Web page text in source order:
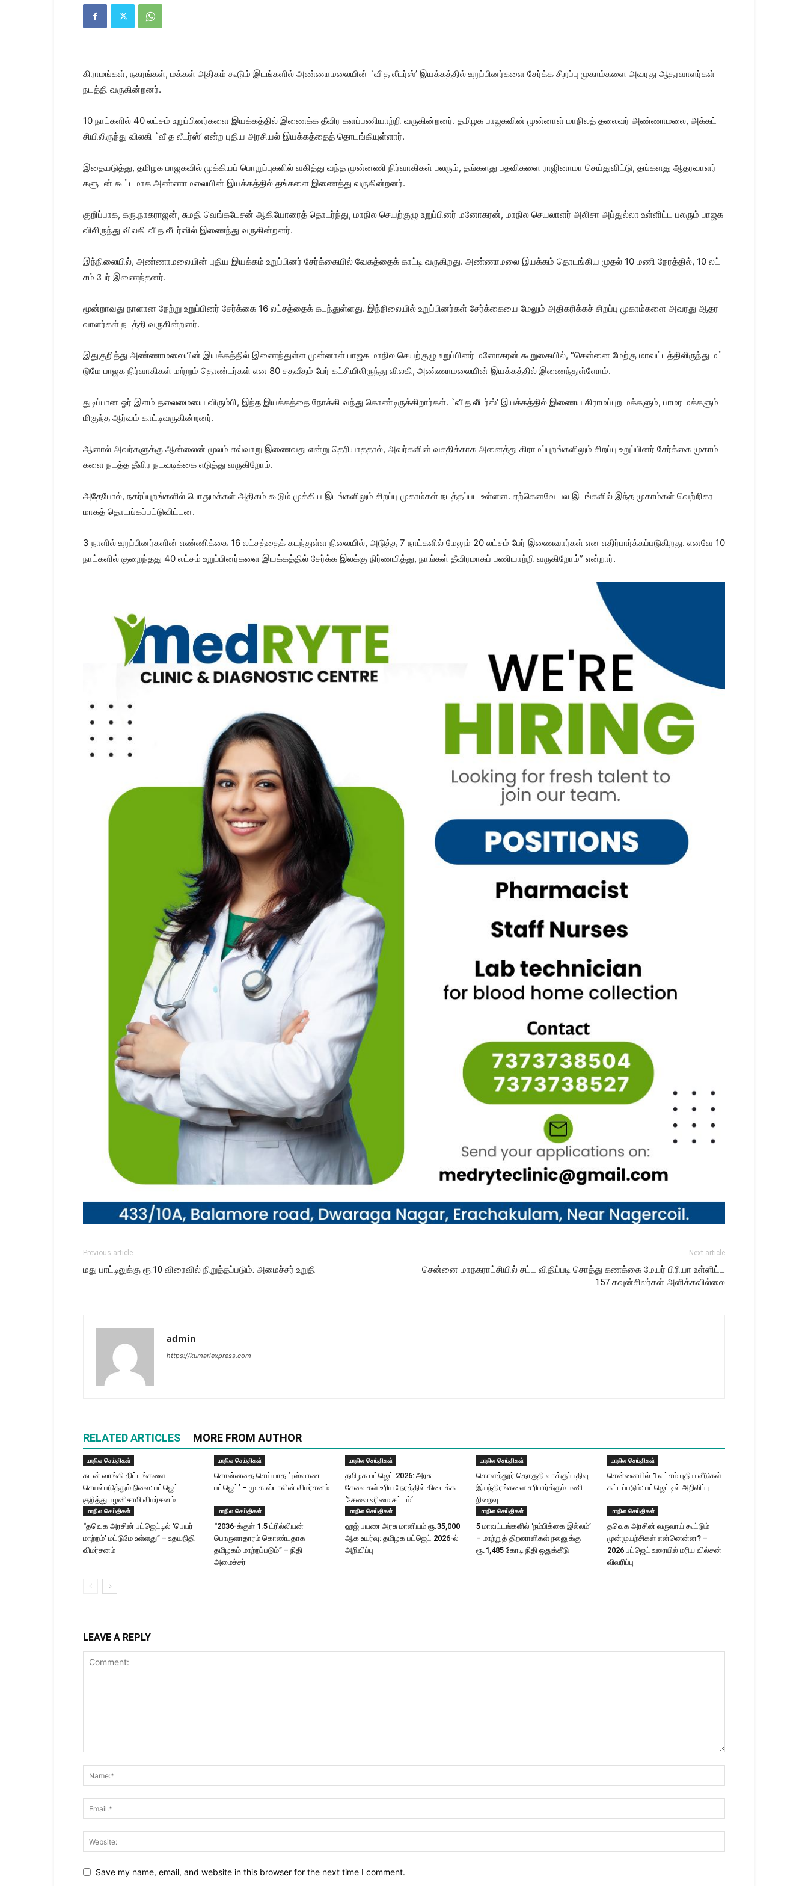
|
கி​ராமங்​கள், நகரங்​கள், மக்​கள் அதி​கம் கூடும் இடங்​களில் அண்​ணா​மலை​யின் `வீ த லீடர்​ஸ்’ இயக்​கத்​தில் உறுப்பினர்களை சேர்க்க சிறப்பு முகாம்​களை அவரது ஆதர​வாளர்​கள்
நடத்தி வரு​கின்​றனர்.
10 நாட்​களில் 40 லட்​சம் உறுப்​பினர்​களை இயக்​கத்​தில் இணைக்க தீவிர களப்​பணி​யாற்றி வரு​கின்​றனர். தமிழக பாஜக​வின் முன்​னாள் மாநிலத் தலை​வர் அண்ணாமலை, அக்​கட்​
சியி​லிருந்து விலகி `வீ த லீடர்​ஸ்’ என்ற புதிய அரசி​யல் இயக்​கத்​தைத் தொடங்​கி​யுள்​ளார்.
இதையடுத்​து, தமிழக பாஜக​வில் முக்​கியப் பொறுப்​பு​களில் வகித்து வந்த முன்​னணி நிர்​வாகி​கள் பலரும், தங்​களது பதவி​களை ராஜி​னாமா செய்​து​விட்​டு, தங்​களது ஆதர​வாளர்​
களு​டன் கூட்​ட​மாக அண்​ணா​மலை​யின் இயக்​கத்​தில் தங்​களை இணைத்து வரு​கின்​றனர்.
குறிப்​பாக, கரு.​நாக​ராஜன், சுமதி வெங்​கடேசன் ஆகியோரைத் தொடர்ந்​து, மாநில செயற்​குழு உறுப்​பினர் மனோகரன், மாநில செய​லா​ளர் அலிசா அப்​துல்லா உள்​ளிட்ட பலரும் பாஜக​
விலிருந்து விலகி வீ த லீடர்​ஸில் இணைந்து வரு​கின்​றனர்.
இந்​நிலை​யில், அண்​ணா​மலை​யின் புதிய இயக்​கம் உறுப்​பினர் சேர்க்​கை​யில் வேகத்​தைக் காட்டி வரு​கிறது. அண்​ணா​மலை இயக்​கம் தொடங்​கிய முதல் 10 மணி நேரத்​தில், 10 லட்​
சம் பேர் இணைந்​தனர்.
மூன்​றாவது நாளான நேற்று உறுப்​பினர் சேர்க்கை 16 லட்​சத்​தைக் கடந்​துள்​ளது. இந்​நிலை​யில் உறுப்​பினர்​கள் சேர்க்​கையை மேலும் அதி​கரிக்​கச் சிறப்பு முகாம்​களை அவரது ஆதர​
வாளர்​கள் நடத்தி வரு​கின்​றனர்.
இதுகுறித்து அண்​ணா​மலை​யின் இயக்​கத்​தில் இணைந்​துள்ள முன்​னாள் பாஜக மாநில செயற்​குழு உறுப்​பினர் மனோகரன் கூறுகை​யில், “சென்னை மேற்கு மாவட்​டத்​திலிருந்து மட்​
டுமே பாஜக நிர்​வாகி​கள் மற்​றும் தொண்​டர்​கள் என 80 சதவீதம் பேர் கட்​சியி​லிருந்து வில​கி, அண்​ணா​மலை​யின் இயக்​கத்​தில் இணைந்​துள்​ளோம்.
துடிப்​பான ஓர் இளம் தலை​மையை விரும்​பி, இந்த இயக்​கத்தை நோக்கி வந்​து கொண்​டிருக்​கிறார்​கள். `வீ த லீடர்​ஸ்’ இயக்​கத்​தில் இணைய கிராமப்​புற மக்​களும், பாமர மக்​களும்
மிகுந்த ஆர்​வம் காட்டிவரு​கின்​றனர்.
ஆனால் அவர்​களுக்கு ஆன்​லைன் மூலம் எவ்​வாறு இணைவது என்று தெரி​யாத​தால், அவர்​களின் வசதிக்​காக அனைத்து கிராமப்​புறங்​களி​லும் சிறப்பு உறுப்​பினர் சேர்க்கை முகாம்​
களை நடத்த தீவிர நடவடிக்கை எடுத்து வரு​கிறோம்.
அதே​போல், நகர்ப்​புறங்​களில் பொது​மக்​கள் அதி​கம் கூடும் முக்​கிய இடங்​களி​லும் சிறப்பு முகாம்​கள் நடத்​தப்பட உள்​ளன. ஏற்​கெனவே பல இடங்​களில் இந்த முகாம்​கள் வெற்​றிகர​
மாகத் தொடங்​கப்​பட்​டு​விட்​டன.
3 நாளில் உறுப்​பினர்​களின் எண்​ணிக்கை 16 லட்​சத்​தைக் கடந்​துள்ள நிலை​யில், அடுத்த 7 நாட்​களில் மேலும் 20 லட்​சம் பேர் இணை​வார்​கள் என எதிர்​பார்க்​கப்​படு​கிறது. எனவே 10
நாட்​களில் குறைந்​தது 40 லட்​சம் உறுப்​பினர்​களை இயக்​கத்​தில் சேர்க்க இலக்கு நிர்​ண​யித்​து, நாங்​கள்​ தீவிர​மாகப்​ பணி​யாற்​றி வரு​கிறோம்​” என்​றார்​.
Previous article
மது பாட்டிலுக்கு ரூ.10 விரைவில் நிறுத்தப்படும்: அமைச்சர் உறுதி
Next article
சென்னை மாநகராட்சியில் சட்ட விதிப்படி சொத்து கணக்கை மேயர் பிரியா உள்ளிட்ட
157 கவுன்சிலர்கள் அளிக்கவில்லை
admin
https://kumariexpress.com
RELATED ARTICLES MORE FROM AUTHOR
மாநில செய்திகள்
கடன் வாங்கி திட்டங்களை
செயல்படுத்தும் நிலை: பட்ஜெட்
குறித்து பழனிசாமி விமர்சனம்
மாநில செய்திகள்
சொன்னதை செய்யாத ‘புஸ்வாண
பட்ஜெட்’ – மு.க.ஸ்டாலின் விமர்சனம்
மாநில செய்திகள்
தமிழக பட்ஜெட் 2026: அரசு
சேவைகள் உரிய நேரத்தில் கிடைக்க
‘சேவை உரிமை சட்டம்’
மாநில செய்திகள்
கொளத்தூர் தொகுதி வாக்குப்பதிவு
இயந்திரங்களை சரிபார்க்கும் பணி
நிறைவு
மாநில செய்திகள்
சென்னையில் 1 லட்சம் புதிய வீடுகள்
கட்டப்படும்: பட்ஜெட்டில் அறிவிப்பு
மாநில செய்திகள்
“தவெக அரசின் பட்ஜெட்டில் ‘பெயர்
மாற்றம்’ மட்டுமே உள்ளது” – உதயநிதி
விமர்சனம்
மாநில செய்திகள்
“2036-க்குள் 1.5 ட்ரில்லியன்
பொருளாதாரம் கொண்டதாக
தமிழகம் மாற்றப்படும்” – நிதி
அமைச்சர்
மாநில செய்திகள்
ஹஜ் பயண அரசு மானியம் ரூ.35,000
ஆக உயர்வு: தமிழக பட்ஜெட் 2026-ல்
அறிவிப்பு
மாநில செய்திகள்
5 மாவட்டங்களில் ‘நம்பிக்கை இல்லம்’
– மாற்றுத் திறனாளிகள் நலனுக்கு
ரூ.1,485 கோடி நிதி ஒதுக்கீடு
மாநில செய்திகள்
தவெக அரசின் வருவாய் கூட்டும்
முன்முயற்சிகள் என்னென்ன? –
2026 பட்ஜெட் உரையில் மரிய வில்சன்
விவரிப்பு
LEAVE A REPLY
Save my name, email, and website in this browser for the next time I comment.